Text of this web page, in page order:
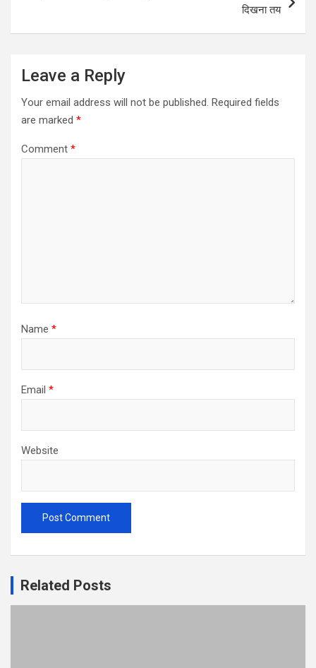
दिखना तय
Leave a Reply
Your email address will not be published. Required fields
are marked *
Comment *
Name *
Email *
Website
Related Posts